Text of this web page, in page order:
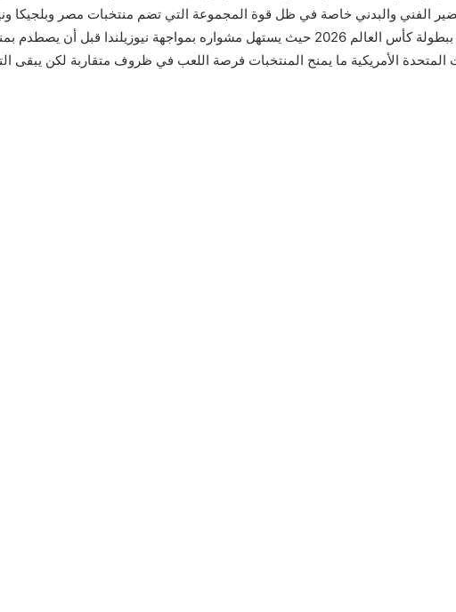
الفني والبدني خاصة في ظل قوة المجموعة التي تضم منتخبات مصر وبلجيكا
المجموعات القوية في البطولة، يتواجد منتخب إيران في المجموعة السابعة ببطولة كأس العالم 2026 حيث يستهل مشواره بمواجهة
المتحدة الأمريكية ما يمنح المنتخبات فرصة اللعب في ظروف متقاربة لكن يبقى